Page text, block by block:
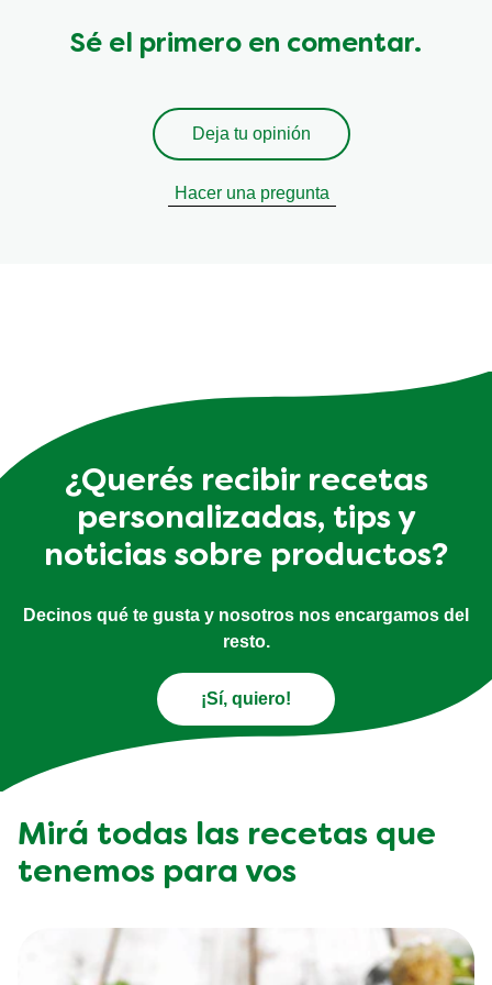
Sé el primero en comentar.
Deja tu opinión
Hacer una pregunta
¿Querés recibir recetas
personalizadas, tips y
noticias sobre productos?
Decinos qué te gusta y nosotros nos encargamos del
resto.
¡Sí, quiero!
Mirá todas las recetas que
tenemos para vos